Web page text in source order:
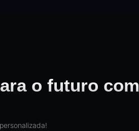
o futuro com